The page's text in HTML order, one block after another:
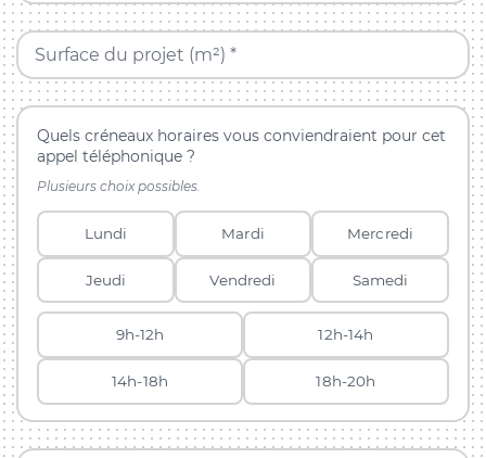
Surface du projet (m²) *
Quels créneaux horaires vous conviendraient pour cet
appel téléphonique ?
Plusieurs choix possibles.
Lundi Mardi Mercredi
Jeudi Vendredi Samedi
9h-12h 12h-14h
14h-18h 18h-20h